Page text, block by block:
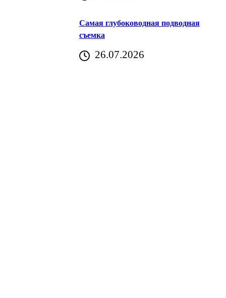
Самая глубоководная подводная
съемка
26.07.2026